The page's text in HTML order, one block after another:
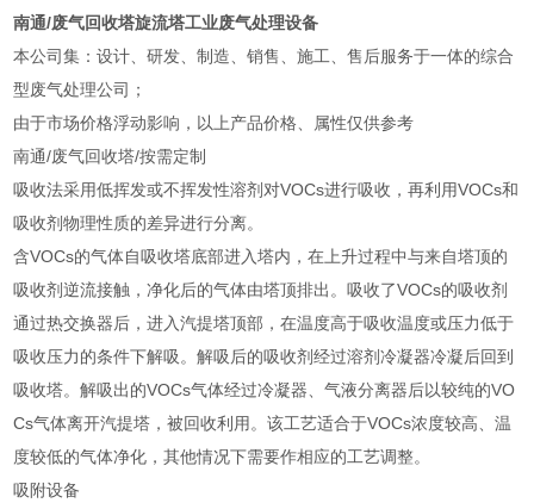
南通/废气回收塔旋流塔工业废气处理设备
本公司集：设计、研发、制造、销售、施工、售后服务于一体的综合
型废气处理公司；
由于市场价格浮动影响，以上产品价格、属性仅供参考
南通/废气回收塔/按需定制
吸收法采用低挥发或不挥发性溶剂对VOCs进行吸收，再利用VOCs和
吸收剂物理性质的差异进行分离。
含VOCs的气体自吸收塔底部进入塔内，在上升过程中与来自塔顶的
吸收剂逆流接触，净化后的气体由塔顶排出。吸收了VOCs的吸收剂
通过热交换器后，进入汽提塔顶部，在温度高于吸收温度或压力低于
吸收压力的条件下解吸。解吸后的吸收剂经过溶剂冷凝器冷凝后回到
吸收塔。解吸出的VOCs气体经过冷凝器、气液分离器后以较纯的VO
Cs气体离开汽提塔，被回收利用。该工艺适合于VOCs浓度较高、温
度较低的气体净化，其他情况下需要作相应的工艺调整。
吸附设备